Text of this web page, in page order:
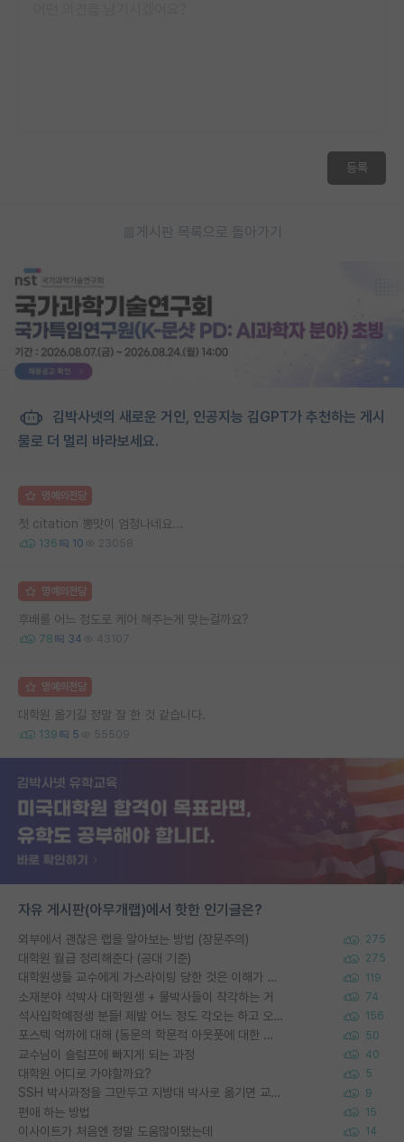
등록
게시판 목록으로 돌아가기
김박사넷의 새로운 거인, 인공지능 김GPT가 추천하는 게시
물로 더 멀리 바라보세요.
명예의전당
첫 citation 뽕맛이 엄청나네요...
136 10 23058
명예의전당
후배를 어느 정도로 케어 해주는게 맞는걸까요?
78 34 43107
명예의전당
대학원 옮기길 정말 잘 한 것 같습니다.
139 5 55509
자유 게시판(아무개랩)에서 핫한 인기글은?
외부에서 괜찮은 랩을 알아보는 방법 (장문주의) 275
대학원 월급 정리해준다 (공대 기준) 275
대학원생들 교수에게 가스라이팅 당한 것은 이해가 갑니다. 안타깝네요. 119
소재분야 석박사 대학원생 + 물박사들이 착각하는 거 74
석사입학예정생 분들! 제발 어느 정도 각오는 하고 오세요. 156
포스텍 억까에 대해 (동문의 학문적 아웃풋에 대한 반박) 50
교수님이 슬럼프에 빠지게 되는 과정 40
대학원 어디로 가야할까요? 5
SSH 박사과정을 그만두고 지방대 박사로 옮기면 교수의 꿈은 끝일까요? 9
편애 하는 방법 15
이사이트가 처음엔 정말 도움많이됐는데 14